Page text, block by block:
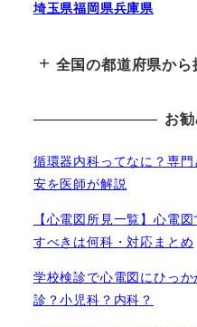
埼玉県福岡県兵庫県
+ 全国の都道府県から
お
循環器内科ってなに？専
安を医師が解説
【心電図所見一覧】心電
すべきは何科・対応まとめ
学校検診で心電図にひっ
診？小児科？内科？